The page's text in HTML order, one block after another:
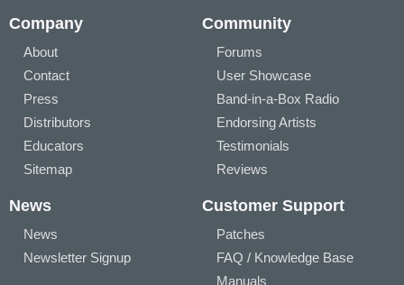
Company
About
Contact
Press
Distributors
Educators
Sitemap
Community
Forums
User Showcase
Band-in-a-Box Radio
Endorsing Artists
Testimonials
Reviews
News
News
Newsletter Signup
Customer Support
Patches
FAQ / Knowledge Base
Manuals